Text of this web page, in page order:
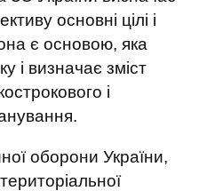
основні цілі і
є основою, яка
і визначає зміст
і
оборони України,